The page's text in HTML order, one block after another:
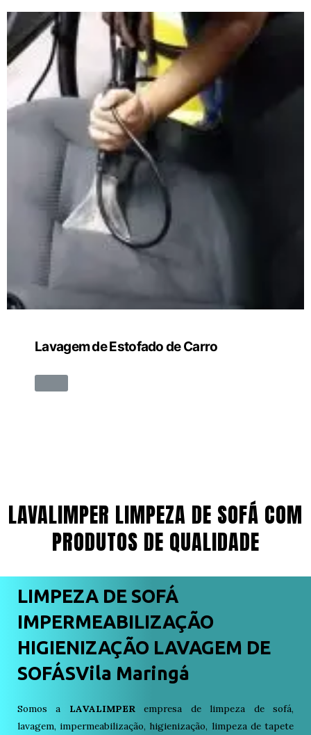
Lavagem de Estofado de Carro
LAVALIMPER LIMPEZA DE SOFÁ COM
PRODUTOS DE QUALIDADE
LIMPEZA DE SOFÁ
IMPERMEABILIZAÇÃO
HIGIENIZAÇÃO LAVAGEM DE
SOFÁSVila Maringá
Somos a LAVALIMPERempresa de limpeza de sofá,
lavagem, impermeabilização, higienização, limpeza de tapete